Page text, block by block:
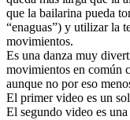
que la bailarina pueda
“enaguas”) y utilizar la
movimientos.
Es una danza muy
movimientos en común
aunque no por eso
El primer video es un
El segundo video es